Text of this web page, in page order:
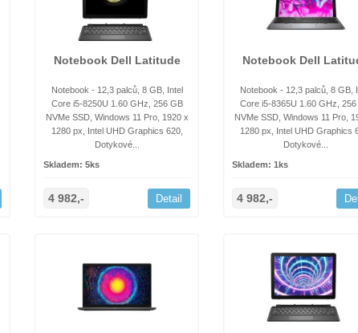
Notebook Dell Latitude
Notebook - 12,3 palců, 8 GB, Intel
Core i5-8250U 1.60 GHz, 256 GB
NVMe SSD, Windows 11 Pro, 1920 x
1280 px, Intel UHD Graphics 620,
Dotykové...
Skladem: 5ks
4 982,- Detail
Notebook Dell
Notebook - 12,3 palců, 8 GB,
Core i5-8365U 1.60 GHz, 256
NVMe SSD, Windows 11 Pro,
1280 px, Intel UHD Graphics
Dotykové...
Skladem: 1ks
4 982,-